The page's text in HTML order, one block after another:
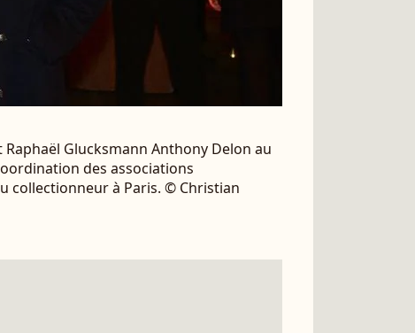
Glucksmann Anthony Delon au
des associations
collectionneur à Paris. © Christian